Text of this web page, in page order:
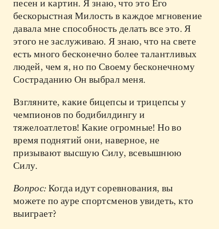
песен и картин. Я знаю, что это Его
бескорыстная Милость в каждое мгновение
давала мне способность делать все это. Я
этого не заслуживаю. Я знаю, что на свете
есть много бесконечно более талантливых
людей, чем я, но по Своему бесконечному
Состраданию Он выбрал меня.
Взгляните, какие бицепсы и трицепсы у
чемпионов по бодибилдингу и
тяжелоатлетов! Какие огромные! Но во
время поднятий они, наверное, не
призывают высшую Силу, всевышнюю
Силу.
Вопрос:Когда идут соревнования, вы
можете по ауре спортсменов увидеть, кто
выиграет?